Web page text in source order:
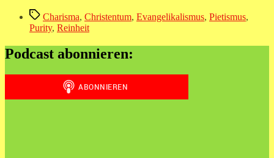
Schlagwörter
Charisma, Christentum, Evangelikalismus, Pietismus,
Purity, Reinheit
Podcast abonnieren: